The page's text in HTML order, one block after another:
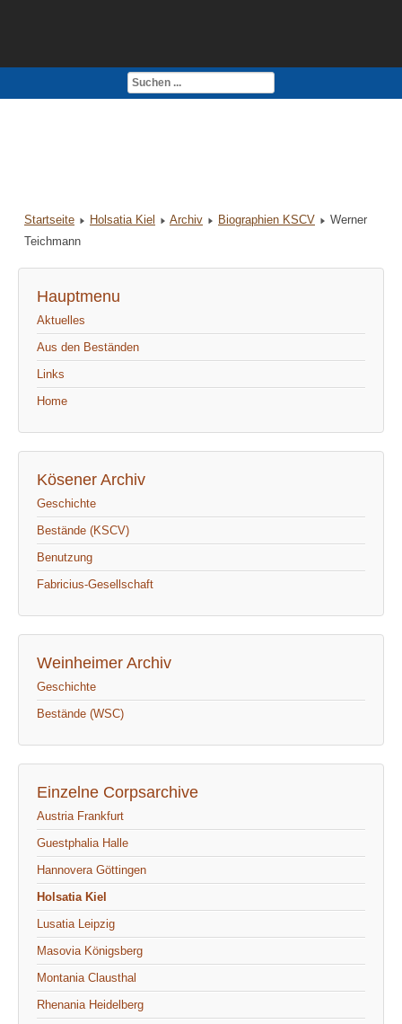
Impressum
Startseite Holsatia Kiel Archiv Biographien KSCV
Werner
Teichmann
Hauptmenu
Aktuelles
Aus den Beständen
Links
Home
Kösener Archiv
Geschichte
Bestände (KSCV)
Benutzung
Fabricius-Gesellschaft
Weinheimer Archiv
Geschichte
Bestände (WSC)
Einzelne Corpsarchive
Austria Frankfurt
Guestphalia Halle
Hannovera Göttingen
Holsatia Kiel
Lusatia Leipzig
Masovia Königsberg
Montania Clausthal
Rhenania Heidelberg